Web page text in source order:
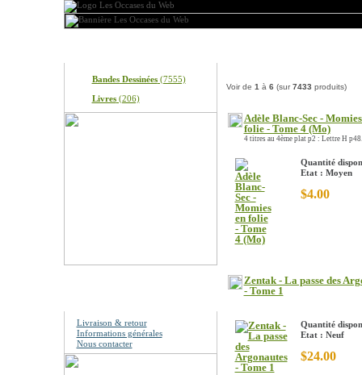
Bandes Dessinées(7555)
Livres(206)
Livraison & retour
Informations générales
Nous contacter
Voir de 1 à 6 (sur7433 produits)
Adèle Blanc-Sec -
folie - Tome 4 (Mo)
4 titres au 4ème plat p2 : Lettre H
Quantité
Etat : Moyen
$4.00
Zentak - La passe des
- Tome 1
Quantité
Etat : Neuf
$24.00